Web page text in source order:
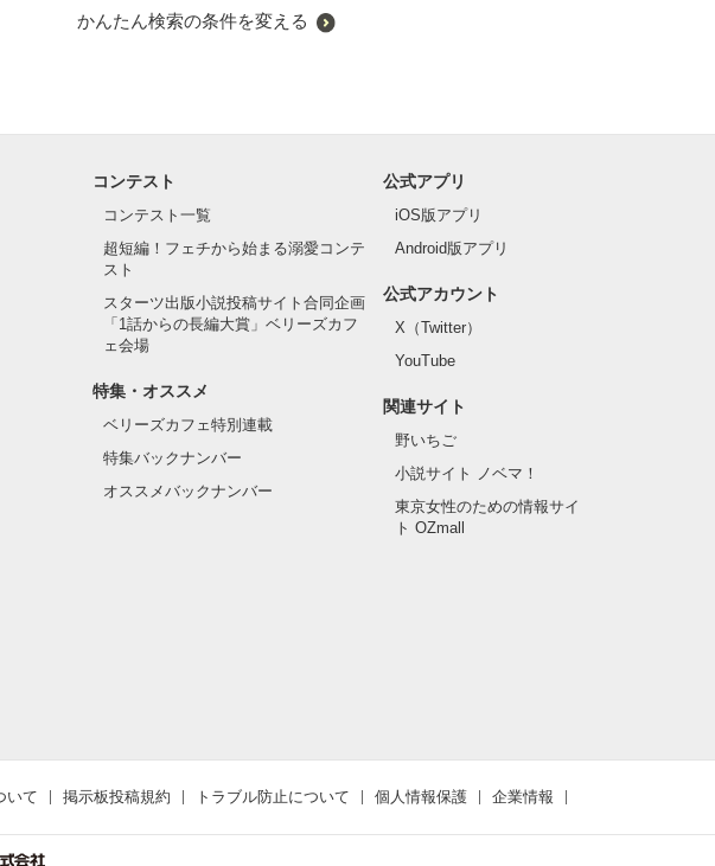
かんたん検索の条件を変える
コンテスト
コンテスト一覧
超短編！フェチから始まる溺愛コンテ
スト
スターツ出版小説投稿サイト合同企画
「1話からの長編大賞」ベリーズカフ
ェ会場
特集・オススメ
ベリーズカフェ特別連載
特集バックナンバー
オススメバックナンバー
公式アプリ
iOS版アプリ
Android版アプリ
公式アカウント
X（Twitter）
YouTube
関連サイト
野いちご
小説サイト ノベマ！
東京女性のための情報サイ
ト OZmall
いて 掲示板投稿規約 トラブル防止について 個人情報保護 企業情報